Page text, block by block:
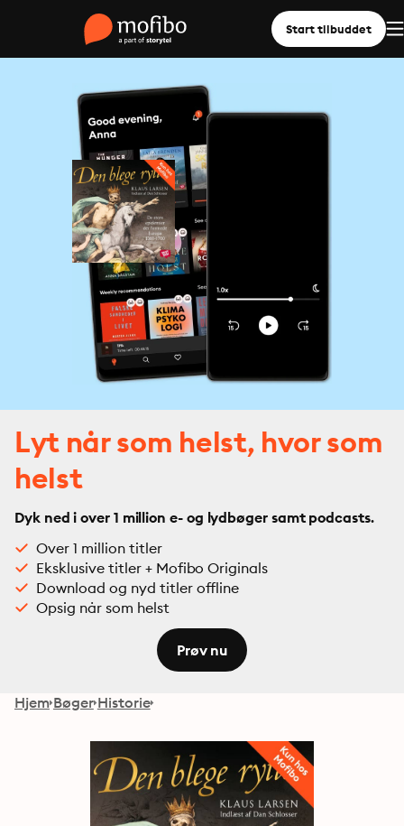
Start tilbuddet
Lyt når som helst, hvor som
helst
Dyk ned i over 1 million e- og lydbøger samt podcasts.
Over 1 million titler
Eksklusive titler + Mofibo Originals
Download og nyd titler offline
Opsig når som helst
Prøv nu
Hjem Bøger Historie